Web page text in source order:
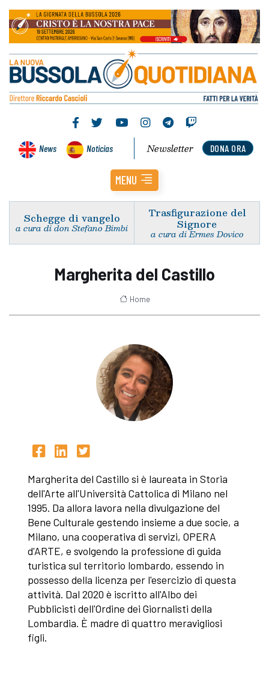
News Noticias DONA ORA
Newsletter
MENU
Schegge di vangelo
a cura di don Stefano Bimbi
Trasfigurazione del
Signore
a cura di Ermes Dovico
Margherita del Castillo
Home
Margherita del Castillo si è laureata in Storia
dell'Arte all'Università Cattolica di Milano nel
1995. Da allora lavora nella divulgazione del
Bene Culturale gestendo insieme a due socie, a
Milano, una cooperativa di servizi, OPERA
d'ARTE, e svolgendo la professione di guida
turistica sul territorio lombardo, essendo in
possesso della licenza per l'esercizio di questa
attività. Dal 2020 è iscritto all'Albo dei
Pubblicisti dell'Ordine dei Giornalisti della
Lombardia. È madre di quattro meravigliosi
figli.